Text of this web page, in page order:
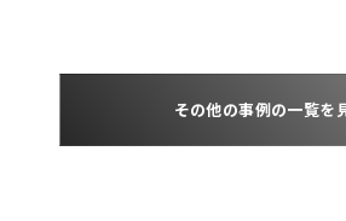
その他の事例の一覧を